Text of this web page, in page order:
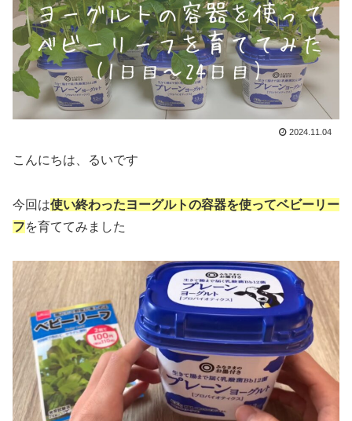
2024.11.04
こんにちは、るいです
今回は使い終わったヨーグルトの容器を使ってベビーリー
フを育ててみました